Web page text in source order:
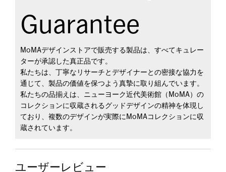
Guarantee
MoMAデザインストアで販売する製品は、すべてキュレー
ターが承認した真正品です。
私たちは、丁寧なリサーチとデザイナーとの密接な協力を
通じて、製品の価値を保つよう真摯に取り組んでいます。
私たちの品揃えは、ニューヨーク近代美術館（MoMA）の
コレクションに収蔵されるグッドデザインの精神を体現し
ており、複数のデザインが実際にMoMAコレクションに収
蔵されています。
ユーザーレビュー